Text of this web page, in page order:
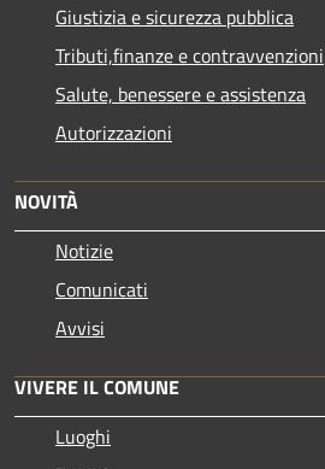
Giustizia e sicurezza pubblica
Tributi,finanze e contravvenzioni
Salute, benessere e assistenza
Autorizzazioni
NOVITÀ
Notizie
Comunicati
Avvisi
VIVERE IL COMUNE
Luoghi